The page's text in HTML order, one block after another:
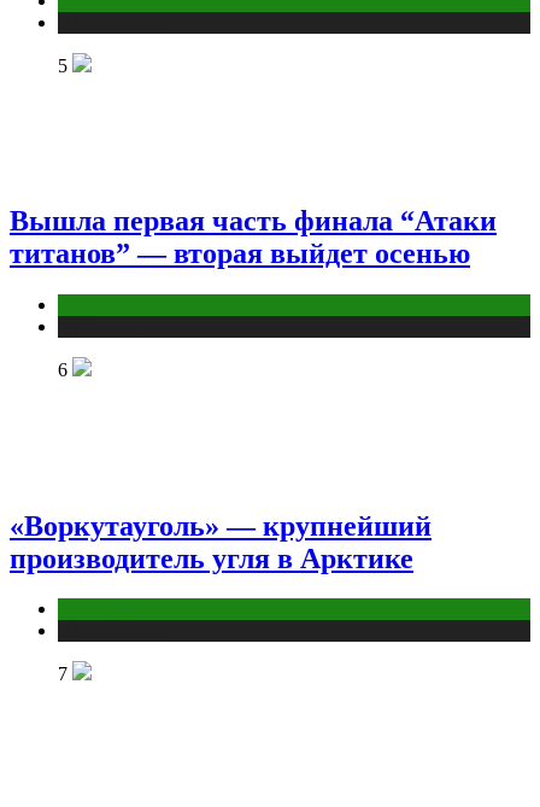
5
Вышла первая часть финала “Атаки
титанов” — вторая выйдет осенью
6
«Воркутауголь» — крупнейший
производитель угля в Арктике
7